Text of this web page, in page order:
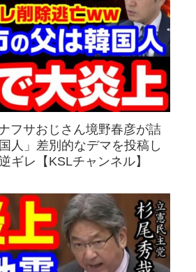
フサおじさん境野春彦が詰
人」差別的なデマを投稿し
ギレ【KSLチャンネル】